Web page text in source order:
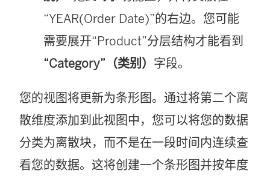
“YEAR(Order Date)”的右边。您可能
需要展开“Product”分层结构才能看到
“Category”（类别） 字段。
您的视图将更新为条形图。通过将第二个离
散维度添加到此视图中，您可以将您的数据
分类为离散块，而不是在一段时间内连续查
看您的数据。这将创建一个条形图并按年度